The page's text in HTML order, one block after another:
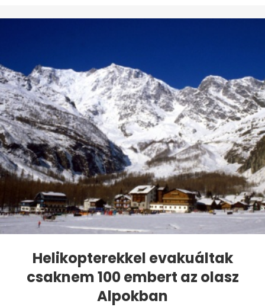
Helikopterekkel evakuáltak
csaknem 100 embert az olasz
Alpokban